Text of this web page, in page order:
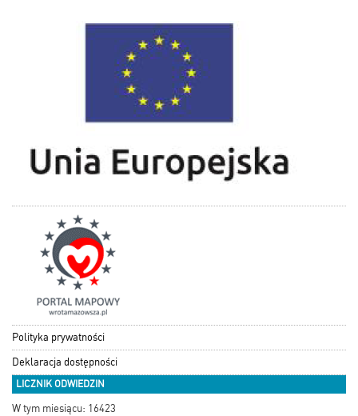
Polityka prywatności
Deklaracja dostępności
LICZNIK ODWIEDZIN
W tym miesiącu: 16423